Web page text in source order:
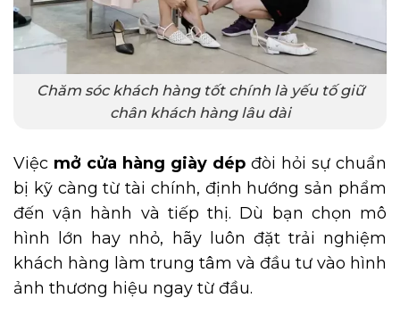
Chăm sóc khách hàng tốt chính là yếu tố giữ
chân khách hàng lâu dài
Việc mở cửa hàng giày dép đòi hỏi sự chuẩn
bị kỹ càng từ tài chính, định hướng sản phẩm
đến vận hành và tiếp thị. Dù bạn chọn mô
hình lớn hay nhỏ, hãy luôn đặt trải nghiệm
khách hàng làm trung tâm và đầu tư vào hình
ảnh thương hiệu ngay từ đầu.